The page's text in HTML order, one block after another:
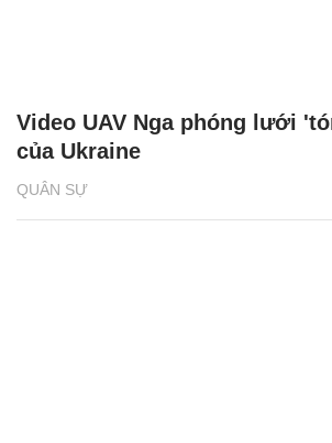
QUÂN SỰ
Video UAV Nga phóng lưới
của Ukraine